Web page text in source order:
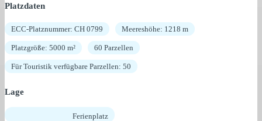
Platzdaten
ECC-Platznummer: CH 0799 Meereshöhe: 1218 m
Platzgröße: 5000 m² 60 Parzellen
Für Touristik verfügbare Parzellen: 50
Lage
Ferienplatz